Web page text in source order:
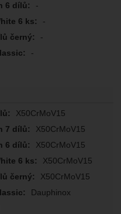
-
-
-
-
X50CrMoV15
X50CrMoV15
X50CrMoV15
X50CrMoV15
X50CrMoV15
Dauphinox